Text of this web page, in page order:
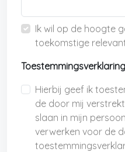
Ik wil op de hoogte
toekomstige
Toestemmingsverklaring
Hierbij geef ik
de door mij
slaan in mijn
verwerken voor de